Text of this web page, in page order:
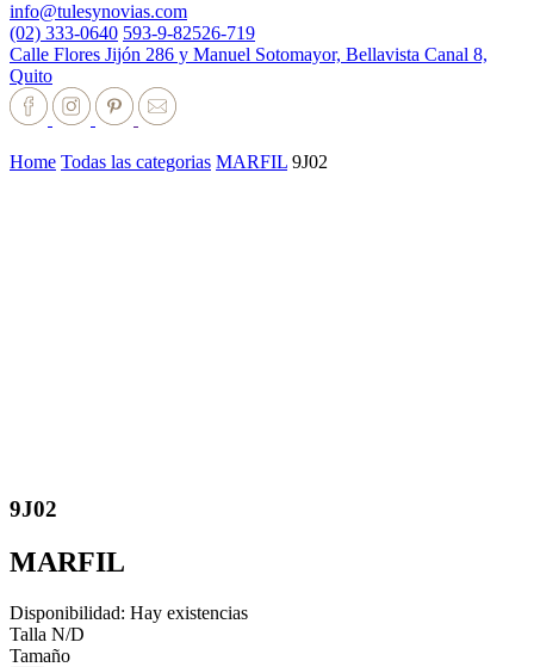
info@tulesynovias.com
(02) 333-0640 593-9-82526-719
Calle Flores Jijón 286 y Manuel Sotomayor, Bellavista Canal 8,
Quito
Home Todas las categorias MARFIL 9J02
9J02
MARFIL
Disponibilidad: Hay existencias
Talla N/D
Tamaño